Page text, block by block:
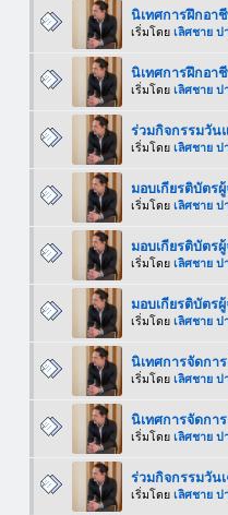
นิเทศการฝึกอา
เริ่มโดย เลิศชาย ป
นิเทศการฝึกอา
เริ่มโดย เลิศชาย ป
ร่วมกิจกรรมวัน
เริ่มโดย เลิศชาย ป
มอบเกียรติบัตร
เริ่มโดย เลิศชาย ป
มอบเกียรติบัตร
เริ่มโดย เลิศชาย ป
มอบเกียรติบัตร
เริ่มโดย เลิศชาย ป
นิเทศการจัดกา
เริ่มโดย เลิศชาย ป
นิเทศการจัดกา
เริ่มโดย เลิศชาย ป
ร่วมกิจกรรมวัน
เริ่มโดย เลิศชาย ป